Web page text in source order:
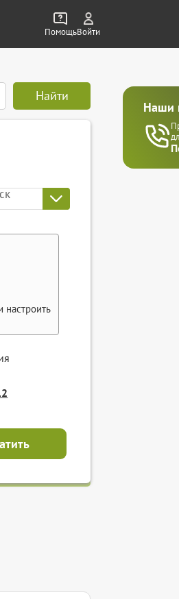
ПомощьВойти
Наши
Найти